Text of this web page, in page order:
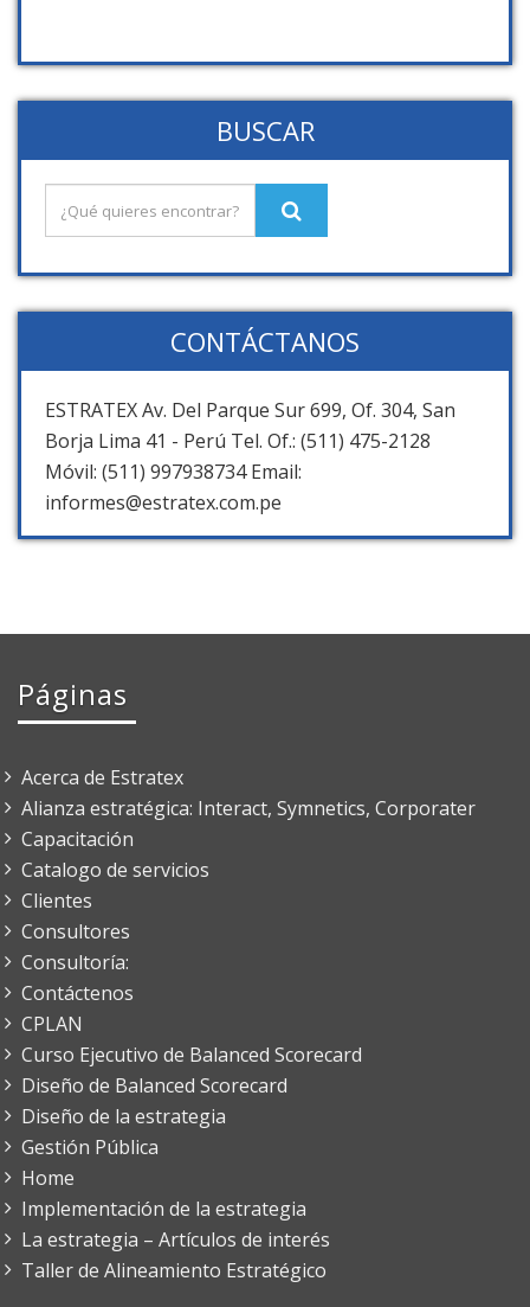
BUSCAR
CONTÁCTANOS
ESTRATEX Av. Del Parque Sur 699, Of. 304, San
Borja Lima 41 - Perú Tel. Of.: (511) 475-2128
Móvil: (511) 997938734 Email:
informes@estratex.com.pe
Páginas
Acerca de Estratex
Alianza estratégica: Interact, Symnetics, Corporater
Capacitación
Catalogo de servicios
Clientes
Consultores
Consultoría:
Contáctenos
CPLAN
Curso Ejecutivo de Balanced Scorecard
Diseño de Balanced Scorecard
Diseño de la estrategia
Gestión Pública
Home
Implementación de la estrategia
La estrategia – Artículos de interés
Taller de Alineamiento Estratégico